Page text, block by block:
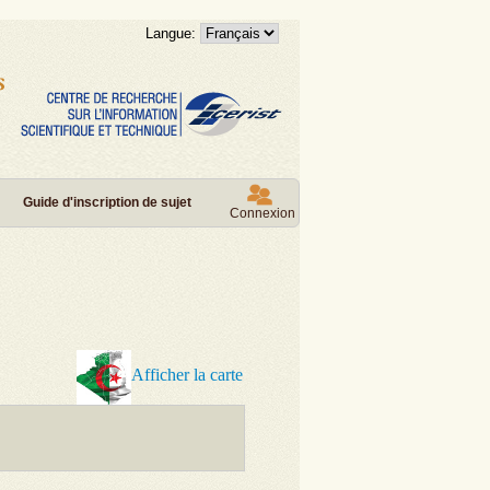
Langue:
Guide d'inscription de sujet
Connexion
Afficher la carte